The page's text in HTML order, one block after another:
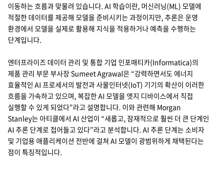
이벤트/웨비나
채용
이동하는 흐름과 맞물려 있습니다. AI 학습이란, 머신러닝(ML) 모델에
적절한 데이터를 제공해 모델을 준비시키는 과정이지만, 추론은 운영
환경에서 모델을 실제로 활용해 지식을 적용하거나 예측을 수행하는
단계입니다.
엔터프라이즈 데이터 관리 및 통합 기업 인포매티카(Informatica)의
제품 관리 부문 부사장 Sumeet Agrawal은 “강력하면서도 에너지
효율적인 AI 프로세서의 발전과 사물인터넷(IoT) 기기의 확산이 이러한
흐름을 가속하고 있으며, 복잡한 AI 모델을 엣지 디바이스에서 직접
실행할 수 있게 되었다”라고 설명합니다. 이와 관련해 Morgan
Stanley는 아티클에서 AI 산업이 “새롭고, 잠재적으로 훨씬 더 큰 단계인
AI 추론 단계로 접어들고 있다”라고 분석합니다. AI 추론 단계는 소비자
및 기업용 애플리케이션 전반에 걸쳐 AI 모델이 광범위하게 채택된다는
점이 특징적입니다.